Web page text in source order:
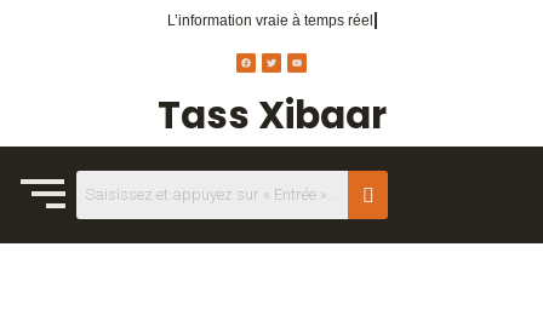
Tass Xibaar
L’information vraie à temps réel.